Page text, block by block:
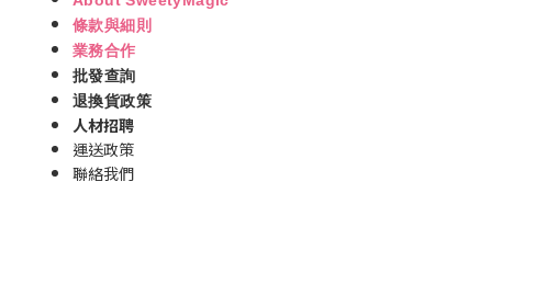
條款與細則
業務合作
批發查詢
退換貨政策
人材招聘
運送政策
聯絡我們